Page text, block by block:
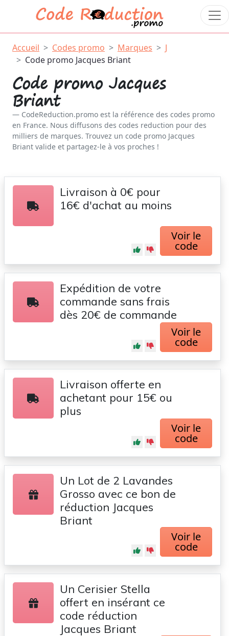
Accueil Codes promo Marques
J
Code promo Jacques Briant
Code promo Jacques
Briant
CodeReduction.promo est la référence des codes promo
en France. Nous diffusons des codes reduction pour des
milliers de marques. Trouvez un code promo Jacques
Briant valide et partagez-le à vos proches !
Livraison à 0€ pour
16€ d'achat au moins
Voir le
code
Expédition de votre
commande sans frais
dès 20€ de commande
Voir le
code
Livraison offerte en
achetant pour 15€ ou
plus
Voir le
code
Un Lot de 2 Lavandes
Grosso avec ce bon de
réduction Jacques
Briant
Voir le
code
Un Cerisier Stella
offert en insérant ce
code réduction
Jacques Briant